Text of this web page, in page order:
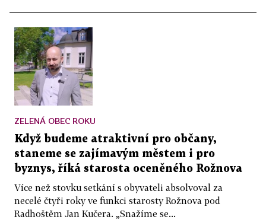
ZELENÁ OBEC ROKU
Když budeme atraktivní pro občany,
staneme se zajímavým městem i pro
byznys, říká starosta oceněného Rožnova
Více než stovku setkání s obyvateli absolvoval za
necelé čtyři roky ve funkci starosty Rožnova pod
Radhoštěm Jan Kučera. „Snažíme se...